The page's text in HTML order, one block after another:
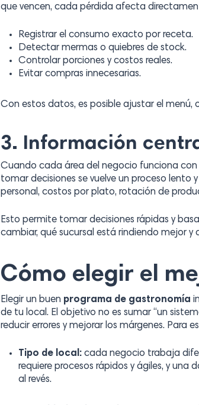
que vencen, cada pérdida afecta
Registrar el consumo exacto por receta.
Detectar mermas o quiebres de stock.
Controlar porciones y costos reales.
Evitar compras innecesarias.
Con estos datos, es posible ajustar el
3. Información
Cuando cada área del negocio funciona
tomar decisiones se vuelve un proceso lento
personal, costos por plato, rotación de
Esto permite tomar decisiones rápidas y
cambiar, qué sucursal está rindiendo mejor y
Cómo elegir el
Elegir un buen programa de gastronomía
de tu local. El objetivo no es sumar “un
reducir errores y mejorar los márgenes. Para
Tipo de local: cada negocio trabaja
requiere procesos rápidos y ágiles, y
al revés.